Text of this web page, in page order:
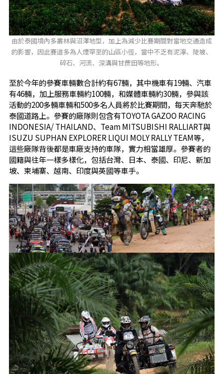
由於泰國境內多叢林與沼澤地型，加上為減少比賽期間對當地交通造成
的影響，因此賽道多為人煙罕至的山區小徑，當中不乏有泥濘、陡坡、
碎石、河流、深溝與甘蔗田等地形。
至於今年的參賽車輛數合計約有67輛，其中機車有19輛、汽車
有46輛，加上服務車輛約100輛，和媒體車輛約30輛，參與該
活動的200多輛車輛和500多名人員將於比賽期間，每天奔馳於
泰國道路上。參賽的廠隊則包含有TOYOTA GAZOO RACING
INDONESIA/ THAILAND、Team MITSUBISHI RALLIART與
ISUZU SUPHAN EXPLORER LIQUI MOLY RALLY TEAM等，
這些廠隊背後都是車廠支持的車隊，實力相當雄厚。參賽者的
國籍與往年一樣多樣化，包括台灣、日本、泰國、印尼、新加
坡、柬埔寨、越南、印度與英國等車手。